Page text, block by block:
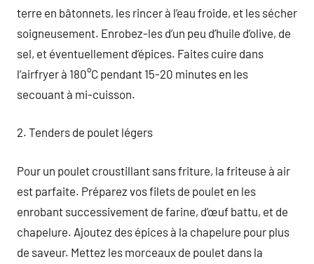
terre en bâtonnets, les rincer à l’eau froide, et les sécher
soigneusement. Enrobez-les d’un peu d’huile d’olive, de
sel, et éventuellement d’épices. Faites cuire dans
l’airfryer à 180°C pendant 15-20 minutes en les
secouant à mi-cuisson.
2. Tenders de poulet légers
Pour un poulet croustillant sans friture, la friteuse à air
est parfaite. Préparez vos filets de poulet en les
enrobant successivement de farine, d’œuf battu, et de
chapelure. Ajoutez des épices à la chapelure pour plus
de saveur. Mettez les morceaux de poulet dans la